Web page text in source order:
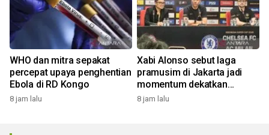
WHO dan mitra sepakat
percepat upaya penghentian
Ebola di RD Kongo
8 jam lalu
Xabi Alonso sebut laga
pramusim di Jakarta jadi
momentum dekatkan
Chelsea dengan penggemar
8 jam lalu